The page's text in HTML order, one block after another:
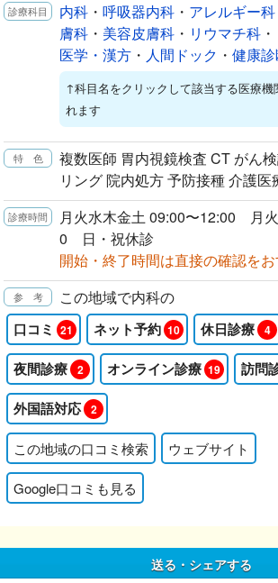
内科 ・ 呼吸器内科 ・ アレルギー科
膚科 ・ 美容皮膚科 ・ リウマチ科 ・
医学・漢方 ・ 人間ドック ・ 健康
↑科目名をクリックして該当する医療機
れます
複数医師 胃内視鏡検査 CT がん
リング 院内処方 予防接種 介護医
月火水木金土 09:00〜12:00 月
0 日・祝休診
開始・終了時間は直接の確認を
この地域で内科の
口コミ 21 ネット予約 10 休日診療 4
夜間診療 2 オンライン診療 19 訪問
外国語対応 2
この地域の口コミ検索 ウェブサイト
Google口コミも見る
送る・シェアする